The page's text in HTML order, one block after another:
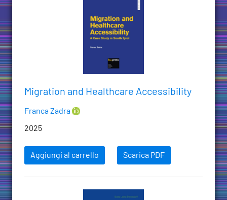
Migration and Healthcare Accessibility
Franca Zadra
2025
Aggiungi al carrello Scarica PDF